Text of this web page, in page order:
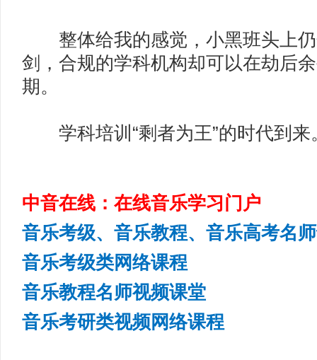
整体给我的感觉，小黑班头上仍
剑，合规的学科机构却可以在劫后
期。
学科培训“剩者为王”的时代到来
中音在线：在线音乐学习门户
音乐考级、音乐教程、音乐高考名
音乐考级类网络课程
音乐教程名师视频课堂
音乐考研类视频网络课程